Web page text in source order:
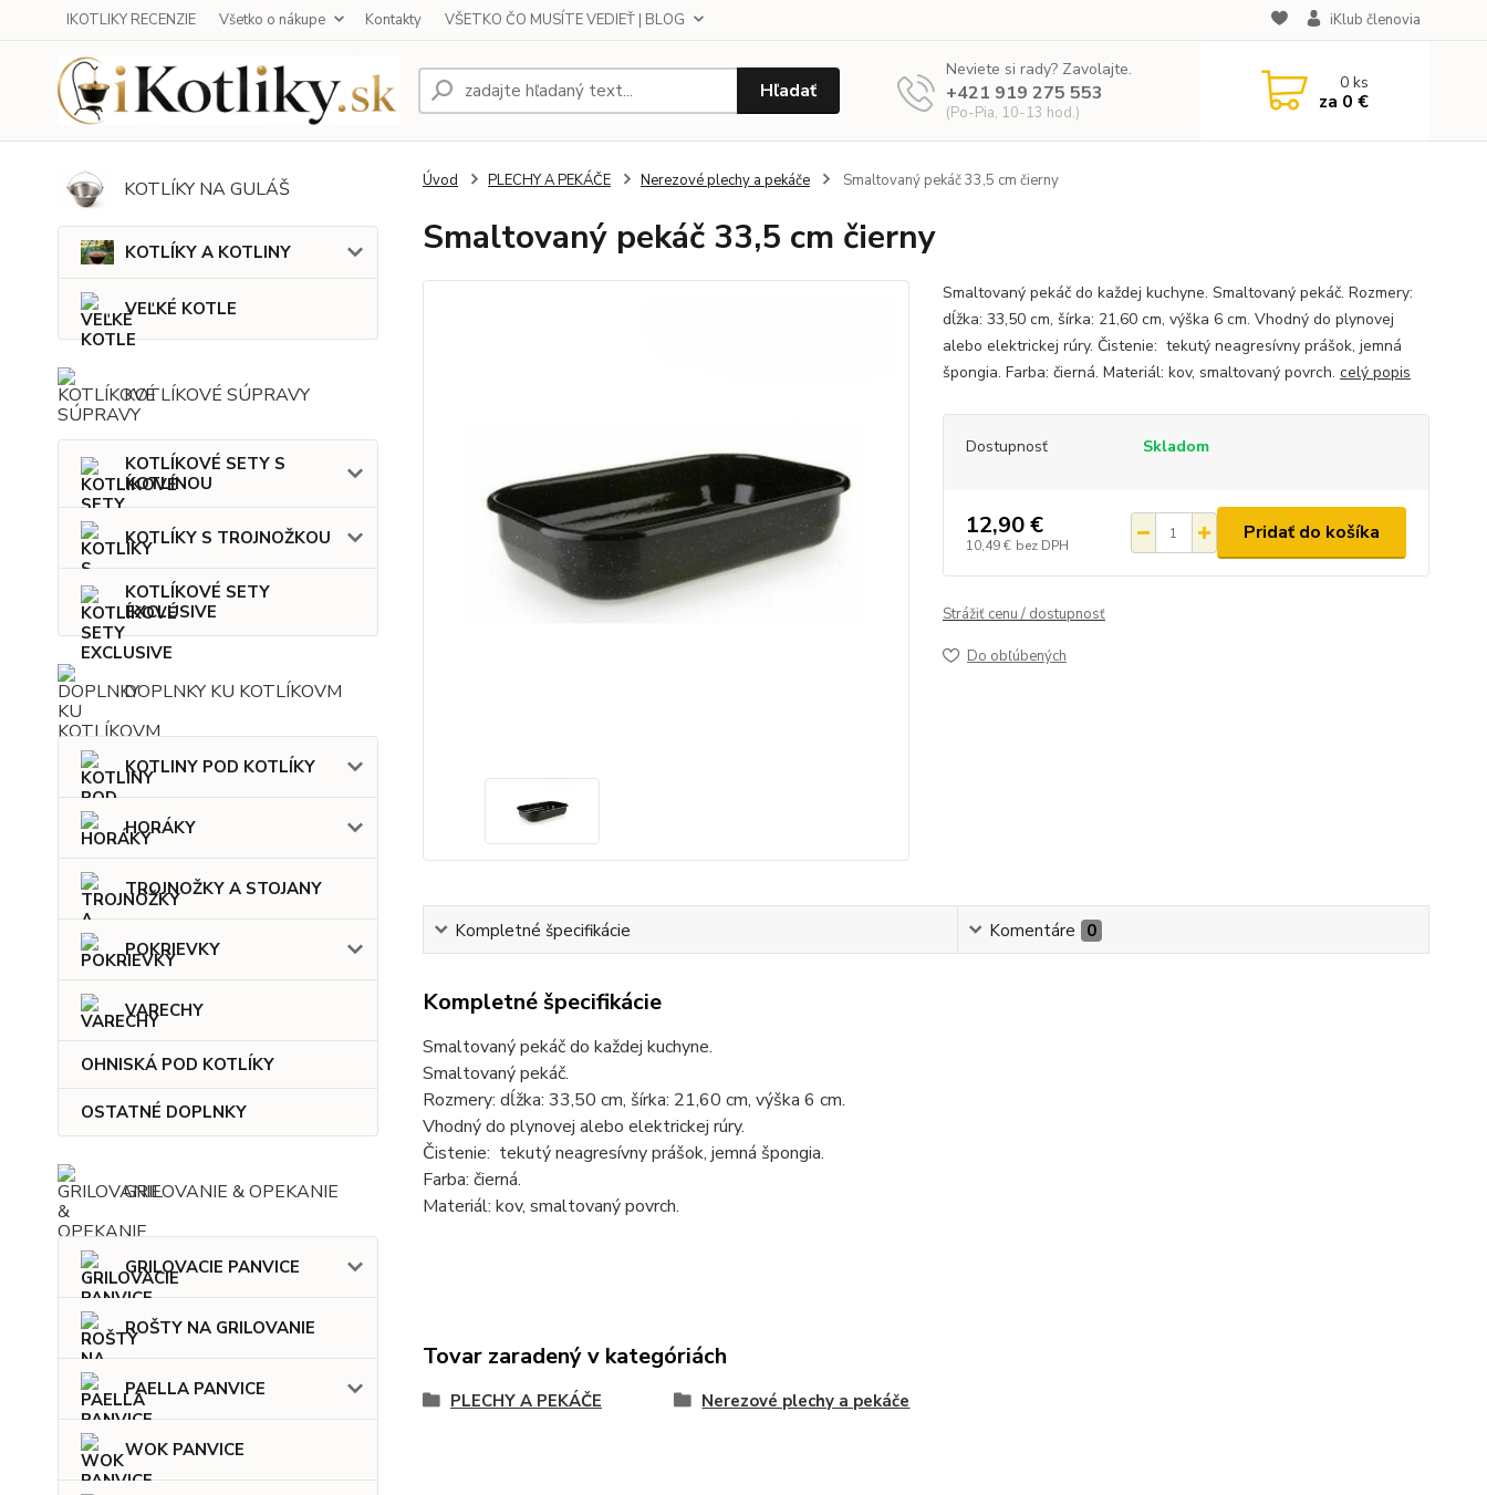
IKOTLIKY RECENZIE Všetko o nákupe Kontakty VŠETKO ČO MUSÍTE VEDIEŤ | BLOG iKlub členovia
Hľadať
Neviete si rady? Zavolajte.
+421 919 275 553
(Po-Pia, 10-13 hod.)
0ks
za 0 €
KOTLÍKY NA GULÁŠ
KOTLÍKY A KOTLINY
VEĽKÉ KOTLE
KOTLÍKOVÉ SÚPRAVY
KOTLÍKOVÉ SETY S
KOTLINOU
KOTLÍKY S TROJNOŽKOU
KOTLÍKOVÉ SETY
EXCLUSIVE
DOPLNKY KU KOTLÍKOVM
KOTLINY POD KOTLÍKY
HORÁKY
TROJNOŽKY A STOJANY
POKRIEVKY
VARECHY
OHNISKÁ POD KOTLÍKY
OSTATNÉ DOPLNKY
GRILOVANIE & OPEKANIE
GRILOVACIE PANVICE
ROŠTY NA GRILOVANIE
PAELLA PANVICE
WOK PANVICE
Úvod PLECHY A PEKÁČE Nerezové plechy a pekáče Smaltovaný pekáč 33,5 cm čierny
Smaltovaný pekáč 33,5 cm čierny
Smaltovaný pekáč do každej kuchyne. Smaltovaný pekáč. Rozmery:
dĺžka: 33,50 cm, šírka: 21,60 cm, výška 6 cm. Vhodný do plynovej
alebo elektrickej rúry. Čistenie: tekutý neagresívny prášok, jemná
špongia. Farba: čierná. Materiál: kov, smaltovaný povrch. celý popis
Dostupnosť Skladom
12,90 €
10,49 € bez DPH
Pridať do košíka
Strážiť cenu / dostupnosť
Do obľúbených
Kompletné špecifikácie Komentáre 0
Kompletné špecifikácie
Smaltovaný pekáč do každej kuchyne.
Smaltovaný pekáč.
Rozmery: dĺžka: 33,50 cm, šírka: 21,60 cm, výška 6 cm.
Vhodný do plynovej alebo elektrickej rúry.
Čistenie: tekutý neagresívny prášok, jemná špongia.
Farba: čierná.
Materiál: kov, smaltovaný povrch.
Tovar zaradený v kategóriách
PLECHY A PEKÁČE Nerezové plechy a pekáče